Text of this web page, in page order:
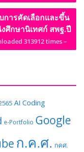
การคัดเลือกและขึ้น
ศึกษานิเทศก์ สพฐ.ปี
313912 times –
AI Coding
e-Portfolio Google
ก.ค.ศ. กคศ.